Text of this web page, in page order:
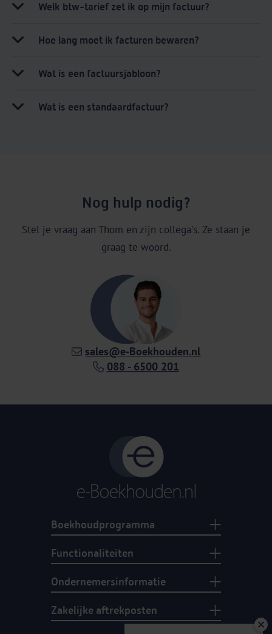
Welk btw-tarief zet ik op mijn factuur?
Hoe lang moet ik facturen bewaren?
Wat is een factuursjabloon?
Wat is een standaardfactuur?
Nog hulp nodig?
Stel je vraag aan Thom en zijn collega's. Ze staan je
graag te woord.
sales@e‑Boekhouden.nl
088 - 6500 201
Boekhoudprogramma
Functionaliteiten
Ondernemersinformatie
Zakelijke aftrekposten